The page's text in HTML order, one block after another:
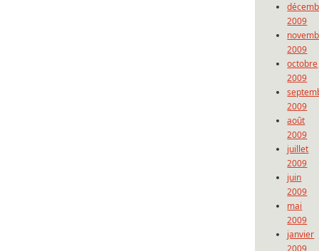
2009
2009
octobre
2009
2009
août
2009
juillet
2009
juin
2009
mai
2009
janvier